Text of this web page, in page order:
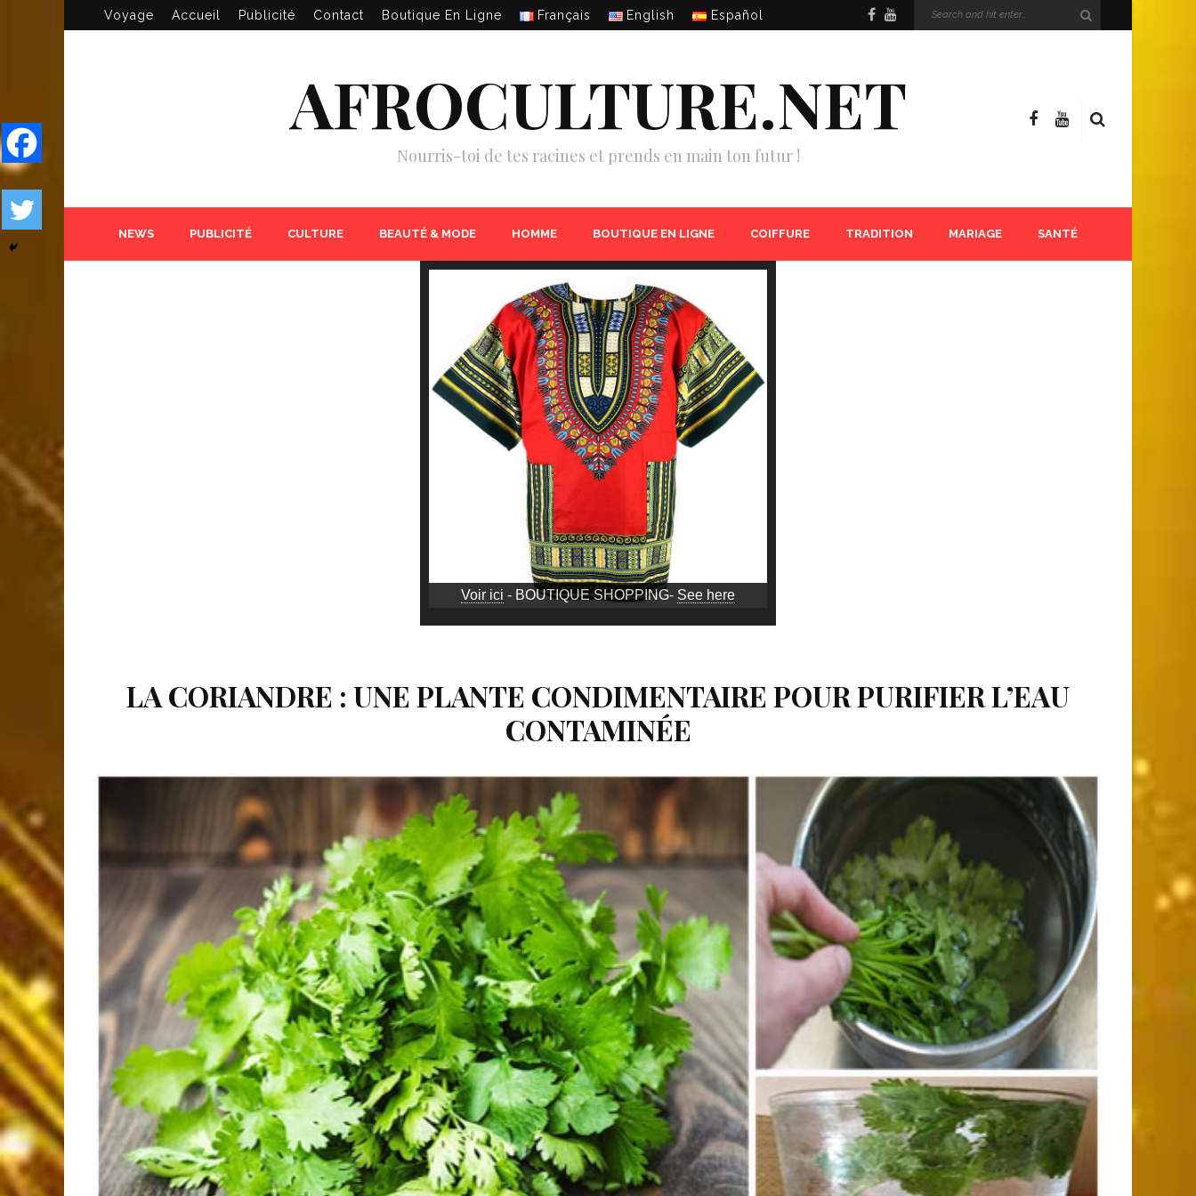
Voyage Accueil Publicité Contact Boutique En Ligne Français English Español
AFROCULTURE.NET
Nourris-toi de tes racines et prends en main ton futur !
NEWS PUBLICITÉ CULTURE BEAUTÉ & MODE HOMME BOUTIQUE EN LIGNE COIFFURE TRADITION MARIAGE SANTÉ
Voir ici - BOUTIQUE SHOPPING- See here
LA CORIANDRE : UNE PLANTE CONDIMENTAIRE POUR PURIFIER L’EAU
CONTAMINÉE